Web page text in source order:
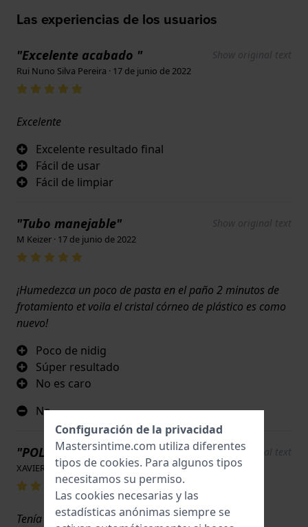
Las experiencias de los usuarios
"Excelente acabado " Show original text
Rui Nuno Silva Pereira · 17 de junio de 2022
Excelente
Excelente resultado final
Fácil de usar
Fácil de limpiar
"Tubo manejable" Show original text
M Keizer · 17 de junio de 2022
¡Humedezca un poco de pasta en el paño 2 minutos de
frotamiento et voila el cristal córneo de plástico es como
nuevo!
Poco de nidig
Súper resultado
No es caro
No
"POLYWATCH" Show original text
XAVIER AUDEMAR · 17 de junio de 2022
Tenía manchas y pequeños arañazos en la esfera.
Configuración de la privacidad
Mastersintime.com utiliza diferentes
tipos de cookies. Para algunos tipos
necesitamos su permiso.
Las cookies necesarias y las
estadísticas anónimas siempre se